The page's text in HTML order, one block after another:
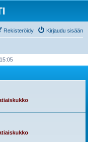
Kirjaudu sisään
Rekisteröidy